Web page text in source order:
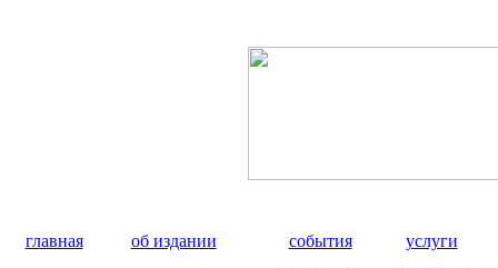
главная об издании события услуги